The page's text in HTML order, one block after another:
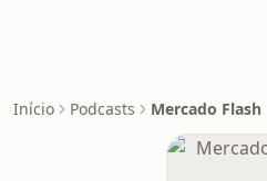
Início Podcasts Mercado Flash